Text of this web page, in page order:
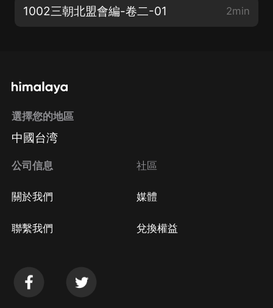
1002三朝北盟會編-卷二-01 2min
選擇您的地區
中國台湾
公司信息
關於我們
聯繫我們
社區
媒體
兌換權益